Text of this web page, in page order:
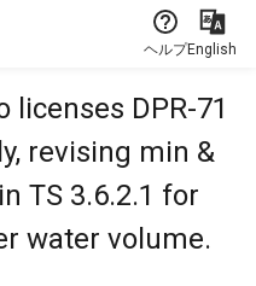
ヘルプEnglish
licenses DPR-71
revising min &
TS 3.6.2.1 for
water volume.